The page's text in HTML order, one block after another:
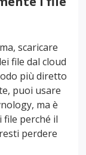
scaricare
file dal cloud
più diretto
puoi usare
ma è
perché il
perdere